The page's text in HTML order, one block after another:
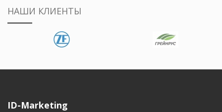
НАШИ КЛИЕНТЫ
ID-Marketing